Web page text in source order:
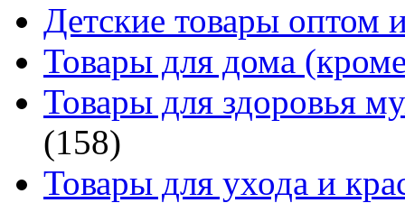
Детские товары оптом
Товары для дома
Товары для здоровья
(158)
Товары для ухода и